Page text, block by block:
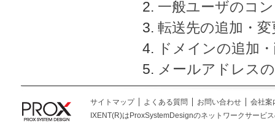
一般ユーザのコ
転送先の追加・
ドメインの追加
メールアドレス
サイトマップ よくある質問 お問い合わせ
会社案
IXENT(R)はProxSystemDesignのネットワークサービ